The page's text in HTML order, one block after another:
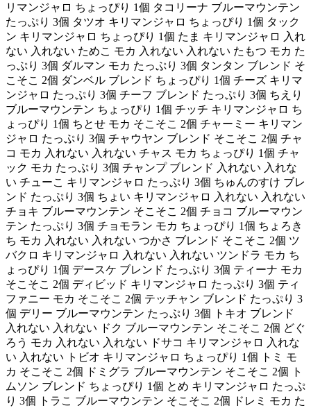
リマンジャロ ちょっぴり 1個 タコリーナ ブルーマウンテン
たっぷり 3個 タツオ キリマンジャロ ちょっぴり 1個 タック
ン キリマンジャロ ちょっぴり 1個 たま キリマンジャロ 入れ
ない 入れない ためこ モカ 入れない 入れない たもつ モカ た
っぷり 3個 ダルマン モカ たっぷり 3個 タンタン ブレンド そ
こそこ 2個 ダンベル ブレンド ちょっぴり 1個 チーズ キリマ
ンジャロ たっぷり 3個 チーフ ブレンド たっぷり 3個 ちえり
ブルーマウンテン ちょっぴり 1個 チッチ キリマンジャロ ち
ょっぴり 1個 ちとせ モカ そこそこ 2個 チャーミー キリマン
ジャロ たっぷり 3個 チャウヤン ブレンド そこそこ 2個 チャ
コ モカ 入れない 入れない チャス モカ ちょっぴり 1個 チャ
ック モカ たっぷり 3個 チャンプ ブレンド 入れない 入れな
い チューこ キリマンジャロ たっぷり 3個 ちゅんのすけ ブレ
ンド たっぷり 3個 ちょい キリマンジャロ 入れない 入れない
チョキ ブルーマウンテン そこそこ 2個 チョコ ブルーマウン
テン たっぷり 3個 チョモラン モカ ちょっぴり 1個 ちょろき
ち モカ 入れない 入れない つかさ ブレンド そこそこ 2個 ツ
バクロ キリマンジャロ 入れない 入れない ツンドラ モカ ち
ょっぴり 1個 デースケ ブレンド たっぷり 3個 ティーナ モカ
そこそこ 2個 ディビッド キリマンジャロ たっぷり 3個 ティ
ファニー モカ そこそこ 2個 テッチャン ブレンド たっぷり 3
個 デリー ブルーマウンテン たっぷり 3個 トキオ ブレンド
入れない 入れない ドク ブルーマウンテン そこそこ 2個 どぐ
ろう モカ 入れない 入れない ドサコ キリマンジャロ 入れな
い 入れない トビオ キリマンジャロ ちょっぴり 1個 トミ モ
カ そこそこ 2個 ドミグラ ブルーマウンテン そこそこ 2個 ト
ムソン ブレンド ちょっぴり 1個 とめ キリマンジャロ たっぷ
り 3個 トラこ ブルーマウンテン そこそこ 2個 ドレミ モカ た